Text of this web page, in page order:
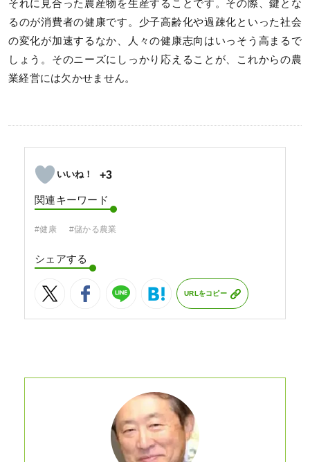
それに見合った農産物を生産することです。その際、鍵とな
るのが消費者の健康です。少子高齢化や過疎化といった社会
の変化が加速するなか、人々の健康志向はいっそう高まるで
しょう。そのニーズにしっかり応えることが、これからの農
業経営には欠かせません。
+3
関連キーワード
#健康 #儲かる農業
シェアする
URLをコピー